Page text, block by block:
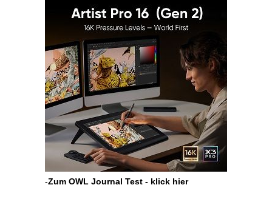
-Zum OWL Journal Test - klick hier